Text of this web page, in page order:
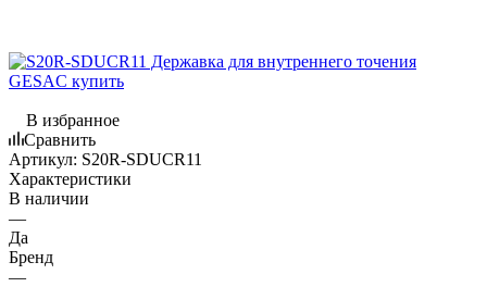
В избранное
Сравнить
Артикул: S20R-SDUCR11
Характеристики
В наличии
—
Да
Бренд
—